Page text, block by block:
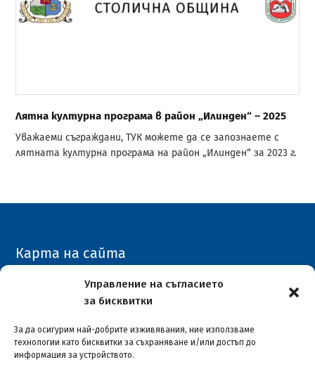
Управление на съгласието
за бисквитки
За да осигурим най-добрите изживявания, ние използваме
технологии като бисквитки за съхраняване и/или достъп до
информация за устройството.
Лятна културна програма в район „Илинден“ – 2025
Уважаеми съграждани, ТУК можете да се запознаете с
лятната културна програма на район „Илинден“ за 2023 г.
Карта на сайта
Архивен сайт